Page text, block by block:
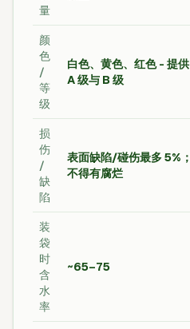
量
颜
色
/
等
级
白色、黄色、红色 - 提供
A 级与 B 级
损
伤
/
缺
陷
表面缺陷/碰伤最多 5%；
不得有腐烂
装
袋
时
含
水
率
~65–75